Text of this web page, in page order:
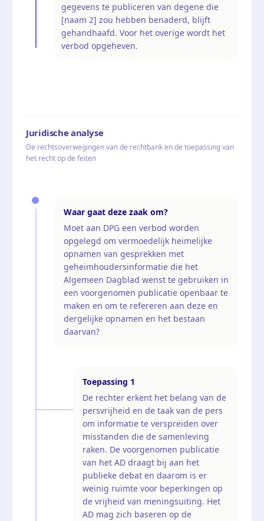
gegevens te publiceren van degene die
[naam 2] zou hebben benaderd, blijft
gehandhaafd. Voor het overige wordt het
verbod opgeheven.
Juridische analyse
De rechtsoverwegingen van de rechtbank en de toepassing van
het recht op de feiten
Waar gaat deze zaak om?
Moet aan DPG een verbod worden
opgelegd om vermoedelijk heimelijke
opnamen van gesprekken met
geheimhoudersinformatie die het
Algemeen Dagblad wenst te gebruiken in
een voorgenomen publicatie openbaar te
maken en om te refereren aan deze en
dergelijke opnamen en het bestaan
daarvan?
Toepassing 1
De rechter erkent het belang van de
persvrijheid en de taak van de pers
om informatie te verspreiden over
misstanden die de samenleving
raken. De voorgenomen publicatie
van het AD draagt bij aan het
publieke debat en daarom is er
weinig ruimte voor beperkingen op
de vrijheid van meningsuiting. Het
AD mag zich baseren op de